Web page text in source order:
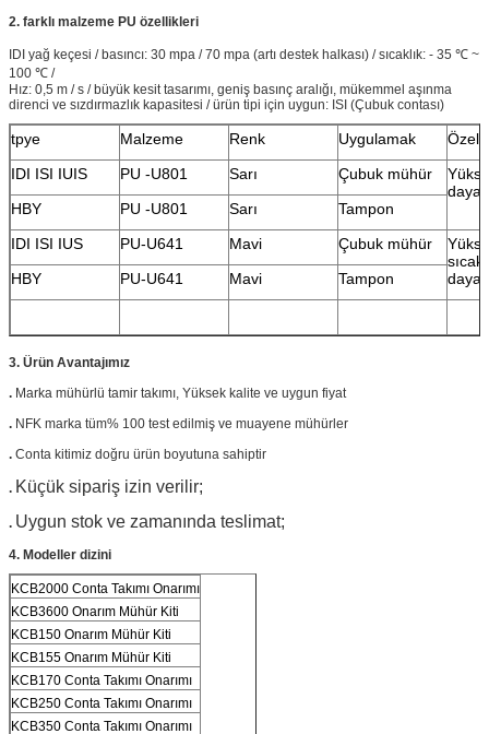
2. farklı malzeme PU özellikleri
IDI yağ keçesi / basıncı: 30 mpa / 70 mpa (artı destek halkası) / sıcaklık: - 35 ℃ ~
100 ℃ /
Hız: 0,5 m / s / büyük kesit tasarımı, geniş basınç aralığı, mükemmel aşınma
direnci ve sızdırmazlık kapasitesi / ürün tipi için uygun: ISI (Çubuk contası)
tpye Malzeme Renk Uygulamak
IDI ISI IUIS
PU -U801 Sarı Çubuk mühür
HBY
PU -U801 Sarı
Tampon
IDI ISI IUS
PU-U641 Mavi Çubuk mühür
HBY PU-U641 Mavi Tampon
3. Ürün Avantajımız
. Marka mühürlü tamir takımı, Yüksek kalite ve uygun fiyat
. NFK marka tüm% 100 test edilmiş ve muayene mühürler
. Conta kitimiz doğru ürün boyutuna sahiptir
. Küçük sipariş izin verilir;
. Uygun stok ve zamanında teslimat;
4. Modeller dizini
KCB2000 Conta Takımı Onarımı
KCB3600 Onarım Mühür Kiti
KCB150 Onarım Mühür Kiti
KCB155 Onarım Mühür Kiti
KCB170 Conta Takımı Onarımı
KCB250 Conta Takımı Onarımı
KCB350 Conta Takımı Onarımı